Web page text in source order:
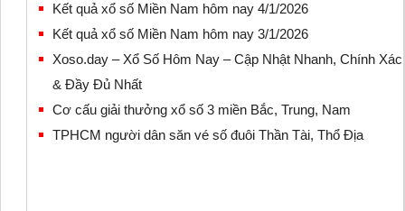
Kết quả xổ số Miền Nam hôm nay 4/1/2026
Kết quả xổ số Miền Nam hôm nay 3/1/2026
Xoso.day – Xổ Số Hôm Nay – Cập Nhật Nhanh, Chính Xác
& Đầy Đủ Nhất
Cơ cấu giải thưởng xổ số 3 miền Bắc, Trung, Nam
TPHCM người dân săn vé số đuôi Thần Tài, Thổ Địa